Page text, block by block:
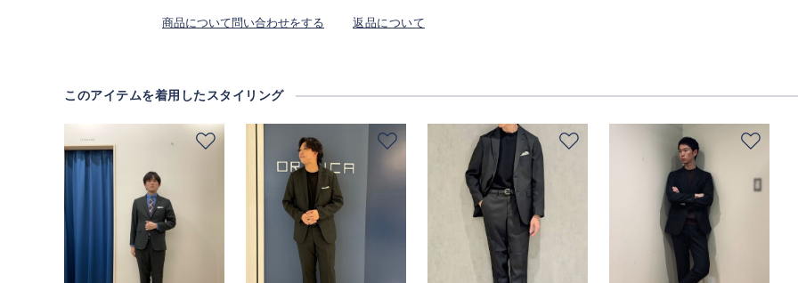
商品について問い合わせをする 返品について
このアイテムを着用したスタイリング